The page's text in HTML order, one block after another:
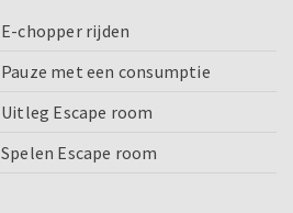
E-chopper rijden
Pauze met een consumptie
Uitleg Escape room
Spelen Escape room